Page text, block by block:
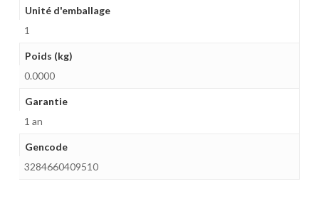
Unité d'emballage
1
Poids (kg)
0.0000
Garantie
1 an
Gencode
3284660409510